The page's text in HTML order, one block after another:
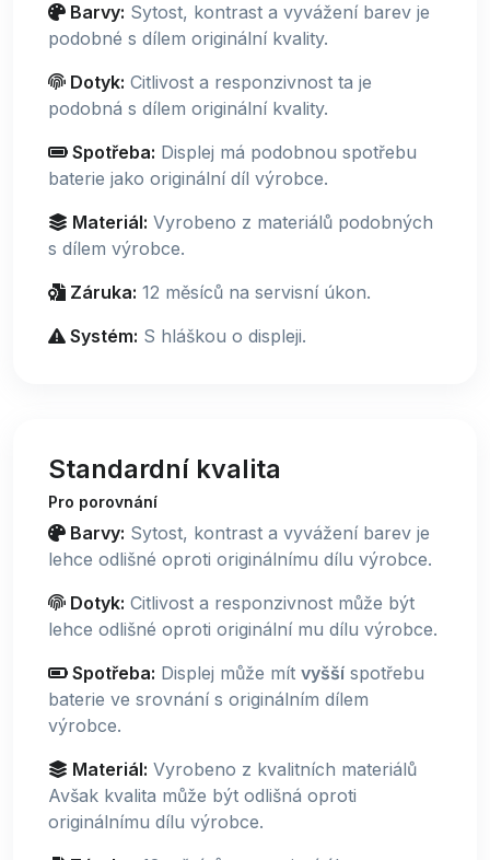
Barvy: Sytost, kontrast a vyvážení barev je
podobné s dílem originální kvality.
Dotyk: Citlivost a responzivnost ta je
podobná s dílem originální kvality.
Spotřeba: Displej má podobnou spotřebu
baterie jako originální díl výrobce.
Materiál: Vyrobeno z materiálů podobných
s dílem výrobce.
Záruka: 12 měsíců na servisní úkon.
Systém: S hláškou o displeji.
Standardní kvalita
Pro porovnání
Barvy: Sytost, kontrast a vyvážení barev je
lehce odlišné oproti originálnímu dílu výrobce.
Dotyk: Citlivost a responzivnost může být
lehce odlišné oproti originální mu dílu výrobce.
Spotřeba: Displej může mít vyšší spotřebu
baterie ve srovnání s originálním dílem
výrobce.
Materiál: Vyrobeno z kvalitních materiálů
Avšak kvalita může být odlišná oproti
originálnímu dílu výrobce.